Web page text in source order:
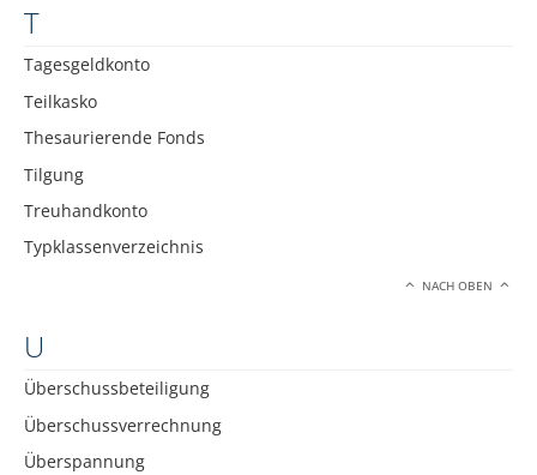
T
Tagesgeldkonto
Teilkasko
Thesaurierende Fonds
Tilgung
Treuhandkonto
Typklassenverzeichnis
NACH OBEN
U
Überschussbeteiligung
Überschussverrechnung
Überspannung